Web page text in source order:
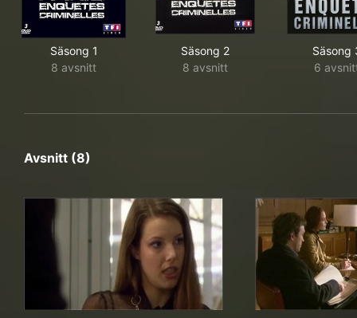
Säsong 1
8 avsnitt
Säsong 2
8 avsnitt
Säsong
6
Avsnitt (8)